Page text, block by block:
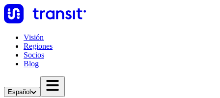
Visión
Regiones
Socios
Blog
Español